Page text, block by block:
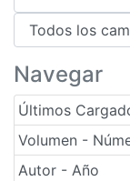
Navegar
Últimos
Volumen -
Autor - Año